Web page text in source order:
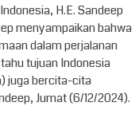
H.E. Sandeep
menyampaikan bahwa
dalam perjalanan
tujuan Indonesia
juga bercita-cita
Jumat (6/12/2024).